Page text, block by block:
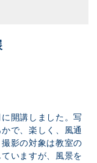
開講しました。写
で、楽しく、風通
影の対象は教室の
いますが、風景を